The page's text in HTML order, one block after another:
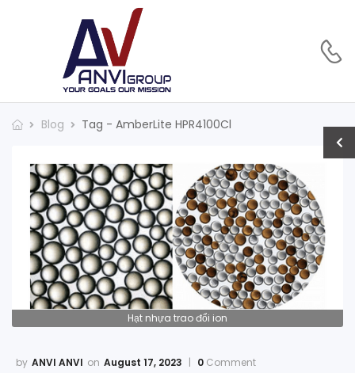
Blog Tag - AmberLite HPR4100Cl
Hạt nhựa trao đổi ion
ANVI ANVI August 17, 2023 0 Comment